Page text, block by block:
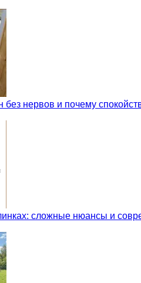
без нервов и почему
сложные нюансы и